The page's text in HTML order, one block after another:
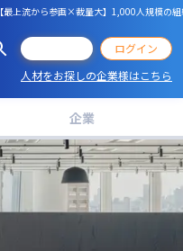
上流から参画×裁量大】1,000人規模の
ログイン
人材をお探しの企業様はこちら
企業